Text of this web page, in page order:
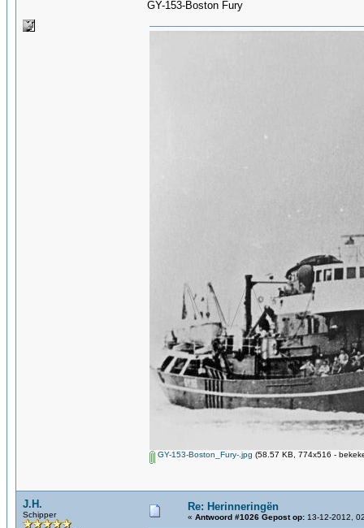
GY-153-Boston Fury
GY-153-Boston_Fury-.jpg (58.57 KB, 774x516 -
J.H.
Schipper
Re: Herinneringën
« Antwoord #1026 Gepost op: 13-12-2012,